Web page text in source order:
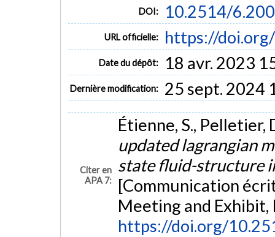
DOI: 10.2514/
URL officielle: https://
Date du dépôt: 18 avr. 2023
Dernière modification: 25 sept. 2024
Citer en
APA 7:
Étienne, S., Pelletier,
updated lagrangian
state fluid-structure
[Communication
Meeting and Exhibit,
https://doi.org/